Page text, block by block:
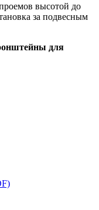
высотой до
за подвесным
для